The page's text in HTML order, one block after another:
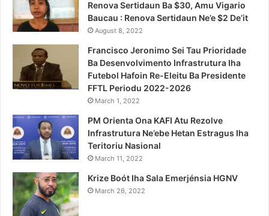
Renova Sertidaun Ba $30, Amu Vigario
Baucau : Renova Sertidaun Ne’e $2 De’it
August 8, 2022
Francisco Jeronimo Sei Tau Prioridade
Ba Desenvolvimento Infrastrutura Iha
Futebol Hafoin Re-Eleitu Ba Presidente
FFTL Periodu 2022-2026
March 1, 2022
PM Orienta Ona KAFI Atu Rezolve
Infrastrutura Ne’ebe Hetan Estragus Iha
Teritoriu Nasional
March 11, 2022
Krize Boót Iha Sala Emerjénsia HGNV
March 26, 2022